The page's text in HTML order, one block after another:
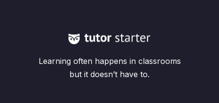
Learning often happens in classrooms
but it doesn’t have to.